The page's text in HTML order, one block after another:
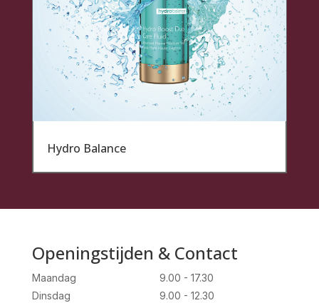
Hydro Balance
Openingstijden & Contact
Maandag
Dinsdag
9.00 - 17.30
9.00 - 12.30